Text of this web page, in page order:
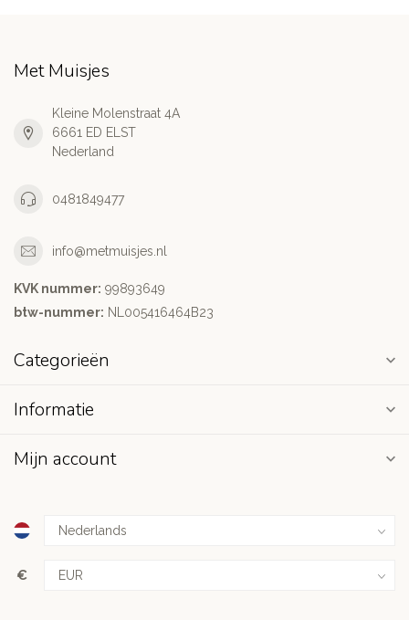
Met Muisjes
Kleine Molenstraat 4A
6661 ED ELST
Nederland
0481849477
info@metmuisjes.nl
KVK nummer: 99893649
btw-nummer: NL005416464B23
Categorieën
Informatie
Mijn account
€